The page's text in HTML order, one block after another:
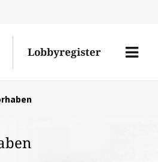
Lobbyregister
Menü